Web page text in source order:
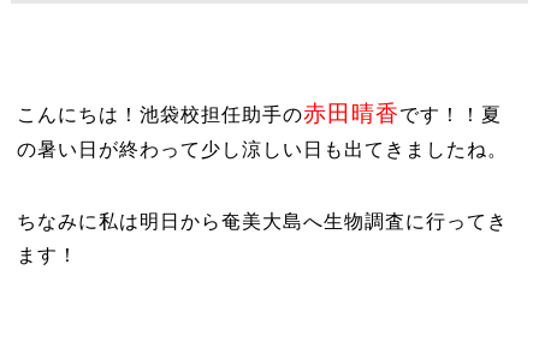
こんにちは！池袋校担任助手の赤田晴香です！！夏
の暑い日が終わって少し涼しい日も出てきましたね。
ちなみに私は明日から奄美大島へ生物調査に行ってき
ます！